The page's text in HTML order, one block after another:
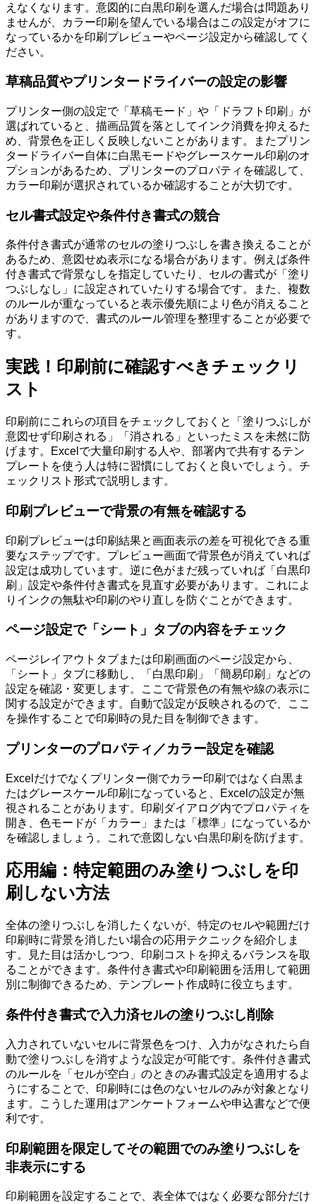
えなくなります。意図的に白黒印刷を選んだ場合は問題あり
ませんが、カラー印刷を望んでいる場合はこの設定がオフに
なっているかを印刷プレビューやページ設定から確認してく
ださい。
草稿品質やプリンタードライバーの設定の影響
プリンター側の設定で「草稿モード」や「ドラフト印刷」が
選ばれていると、描画品質を落としてインク消費を抑えるた
め、背景色を正しく反映しないことがあります。またプリン
タードライバー自体に白黒モードやグレースケール印刷のオ
プションがあるため、プリンターのプロパティを確認して、
カラー印刷が選択されているか確認することが大切です。
セル書式設定や条件付き書式の競合
条件付き書式が通常のセルの塗りつぶしを書き換えることが
あるため、意図せぬ表示になる場合があります。例えば条件
付き書式で背景なしを指定していたり、セルの書式が「塗り
つぶしなし」に設定されていたりする場合です。また、複数
のルールが重なっていると表示優先順により色が消えること
がありますので、書式のルール管理を整理することが必要で
す。
実践！印刷前に確認すべきチェックリ
スト
印刷前にこれらの項目をチェックしておくと「塗りつぶしが
意図せず印刷される」「消される」といったミスを未然に防
げます。Excelで大量印刷する人や、部署内で共有するテン
プレートを使う人は特に習慣にしておくと良いでしょう。チ
ェックリスト形式で説明します。
印刷プレビューで背景の有無を確認する
印刷プレビューは印刷結果と画面表示の差を可視化できる重
要なステップです。プレビュー画面で背景色が消えていれば
設定は成功しています。逆に色がまだ残っていれば「白黒印
刷」設定や条件付き書式を見直す必要があります。これによ
りインクの無駄や印刷のやり直しを防ぐことができます。
ページ設定で「シート」タブの内容をチェック
ページレイアウトタブまたは印刷画面のページ設定から、
「シート」タブに移動し、「白黒印刷」「簡易印刷」などの
設定を確認・変更します。ここで背景色の有無や線の表示に
関する設定ができます。自動で設定が反映されるので、ここ
を操作することで印刷時の見た目を制御できます。
プリンターのプロパティ／カラー設定を確認
Excelだけでなくプリンター側でカラー印刷ではなく白黒ま
たはグレースケール印刷になっていると、Excelの設定が無
視されることがあります。印刷ダイアログ内でプロパティを
開き、色モードが「カラー」または「標準」になっているか
を確認しましょう。これで意図しない白黒印刷を防げます。
応用編：特定範囲のみ塗りつぶしを印
刷しない方法
全体の塗りつぶしを消したくないが、特定のセルや範囲だけ
印刷時に背景を消したい場合の応用テクニックを紹介しま
す。見た目は活かしつつ、印刷コストを抑えるバランスを取
ることができます。条件付き書式や印刷範囲を活用して範囲
別に制御できるため、テンプレート作成時に役立ちます。
条件付き書式で入力済セルの塗りつぶし削除
入力されていないセルに背景色をつけ、入力がなされたら自
動で塗りつぶしを消すような設定が可能です。条件付き書式
のルールを「セルが空白」のときのみ書式設定を適用するよ
うにすることで、印刷時には色のないセルのみが対象となり
ます。こうした運用はアンケートフォームや申込書などで便
利です。
印刷範囲を限定してその範囲でのみ塗りつぶしを
非表示にする
印刷範囲を設定することで、表全体ではなく必要な部分だけ